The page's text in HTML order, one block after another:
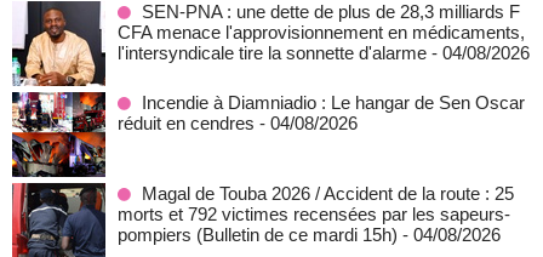
SEN-PNA : une dette de plus de 28,3 milliards F
CFA menace l'approvisionnement en médicaments,
l'intersyndicale tire la sonnette d'alarme - 04/08/2026
Incendie à Diamniadio : Le hangar de Sen Oscar
réduit en cendres - 04/08/2026
Magal de Touba 2026 / Accident de la route : 25
morts et 792 victimes recensées par les sapeurs-
pompiers (Bulletin de ce mardi 15h) - 04/08/2026